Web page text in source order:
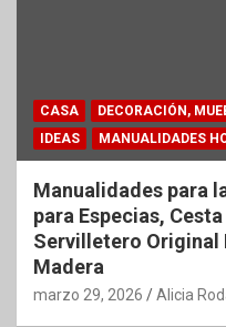
CASA
DECORACIÓN,
IDEAS
MANUALIDADES
Manualidades para
para Especias,
Servilletero Original
Madera
marzo 29, 2026 Alicia